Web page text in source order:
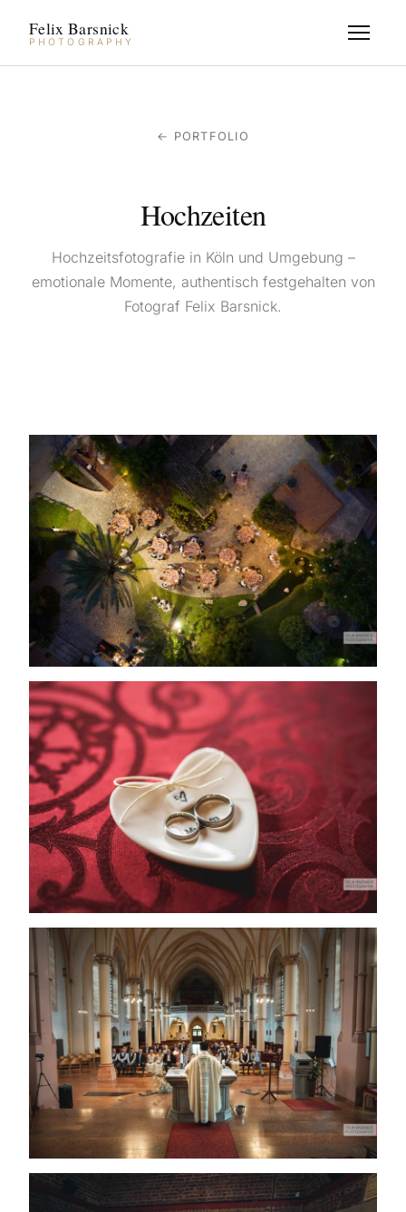
Felix Barsnick
PHOTOGRAPHY
← PORTFOLIO
Hochzeiten
Hochzeitsfotografie in Köln und Umgebung –
emotionale Momente, authentisch festgehalten von
Fotograf Felix Barsnick.